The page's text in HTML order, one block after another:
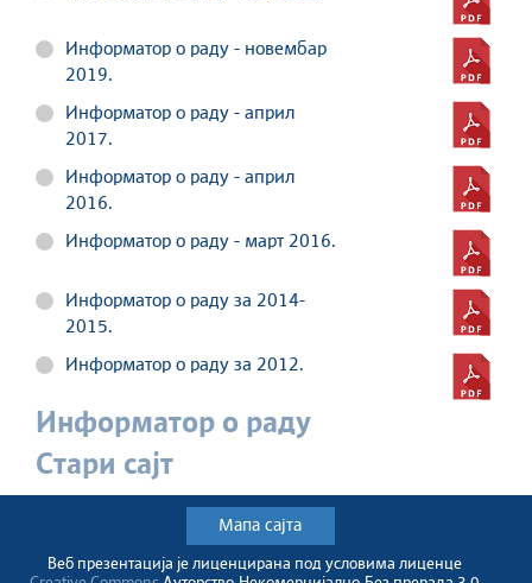
Информатор о раду - новембар
2019.
Информатор о раду - април
2017.
Информатор о раду - април
2016.
Информатор о раду - март 2016.
Информатор о раду за 2014-
2015.
Информатор о раду за 2012.
Информатор о раду
Стари сајт
Мапа сајта
Веб презентација jе лиценциранa под условима лиценце